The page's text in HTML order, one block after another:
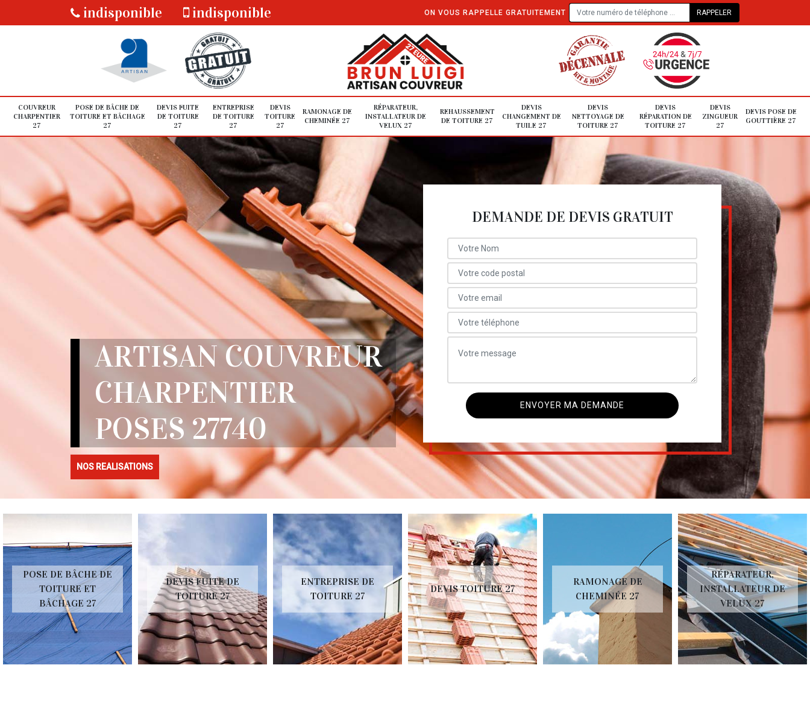
indisponible indisponible ON VOUS RAPPELLE GRATUITEMENT
COUVREUR
CHARPENTIER
27
POSE DE BÂCHE DE
TOITURE ET BÂCHAGE
27
DEVIS FUITE
DE TOITURE
27
ENTREPRISE
DE TOITURE
27
DEVIS
TOITURE
27
RAMONAGE DE
CHEMINÉE 27
RÉPARATEUR,
INSTALLATEUR DE
VELUX 27
REHAUSSEMENT
DE TOITURE 27
DEVIS
CHANGEMENT DE
TUILE 27
DEVIS
NETTOYAGE DE
TOITURE 27
DEVIS
RÉPARATION DE
TOITURE 27
DEVIS
ZINGUEUR
27
DEVIS POSE DE
GOUTTIÈRE 27
ARTISAN COUVREUR
CHARPENTIER
POSES 27740
NOS REALISATIONS
DEMANDE DE DEVIS GRATUIT
POSE DE BÂCHE DE
TOITURE ET
BÂCHAGE 27
DEVIS FUITE DE
TOITURE 27
ENTREPRISE DE
TOITURE 27
DEVIS TOITURE 27
RAMONAGE DE
CHEMINÉE 27
RÉPARATEUR,
INSTALLATEUR DE
VELUX 27